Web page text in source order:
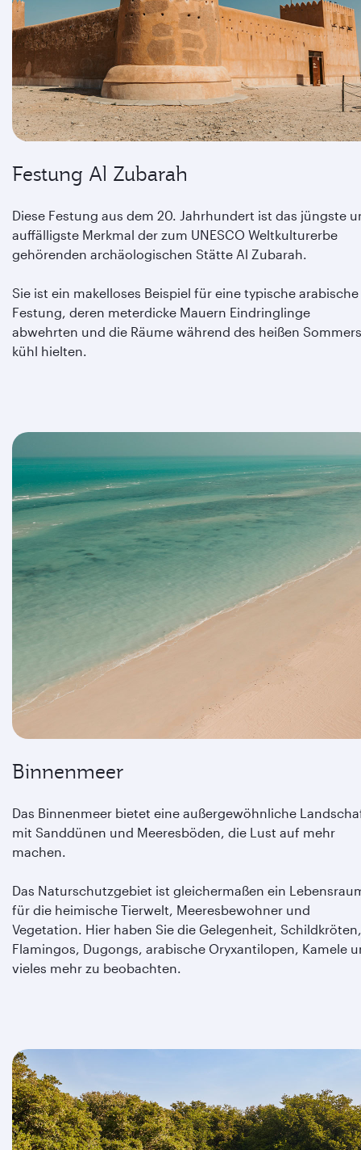
Festung Al Zubarah
Diese Festung aus dem 20. Jahrhundert ist das jüngste
auffälligste Merkmal der zum UNESCO Weltkulturerbe
gehörenden archäologischen Stätte Al Zubarah.
Sie ist ein makelloses Beispiel für eine typische arabische
Festung, deren meterdicke Mauern Eindringlinge
abwehrten und die Räume während des heißen Sommers
kühl hielten.
Binnenmeer
Das Binnenmeer bietet eine außergewöhnliche
mit Sanddünen und Meeresböden, die Lust auf mehr
machen.
Das Naturschutzgebiet ist gleichermaßen ein
für die heimische Tierwelt, Meeresbewohner und
Vegetation. Hier haben Sie die Gelegenheit, Schildkröten,
Flamingos, Dugongs, arabische Oryxantilopen, Kamele
vieles mehr zu beobachten.